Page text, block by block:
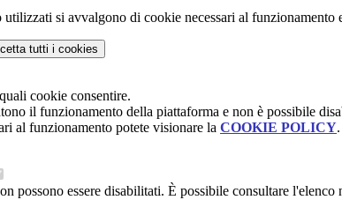
si avvalgono di cookie necessari al
tutti i cookies
cookie consentire.
il funzionamento della piattaforma e non è possibile
al funzionamento potete visionare la COOKIE POLICY.
possono essere disabilitati. È possibile consultare